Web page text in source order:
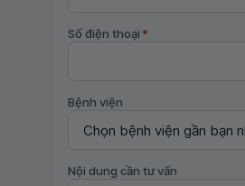
Số điện thoại *
Bệnh viện
Nội dung cần tư vấn